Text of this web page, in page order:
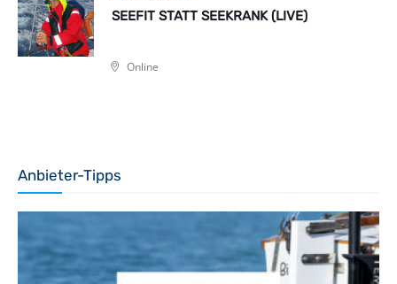
SEEFIT STATT SEEKRANK (LIVE)
Online
Anbieter-Tipps